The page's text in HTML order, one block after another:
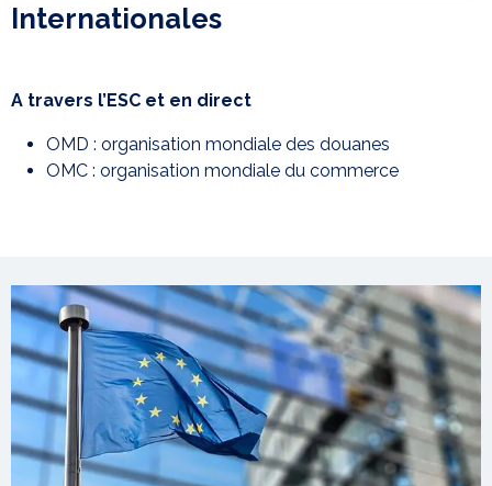
Internationales
A travers l’ESC et en direct
OMD : organisation mondiale des douanes
OMC : organisation mondiale du commerce